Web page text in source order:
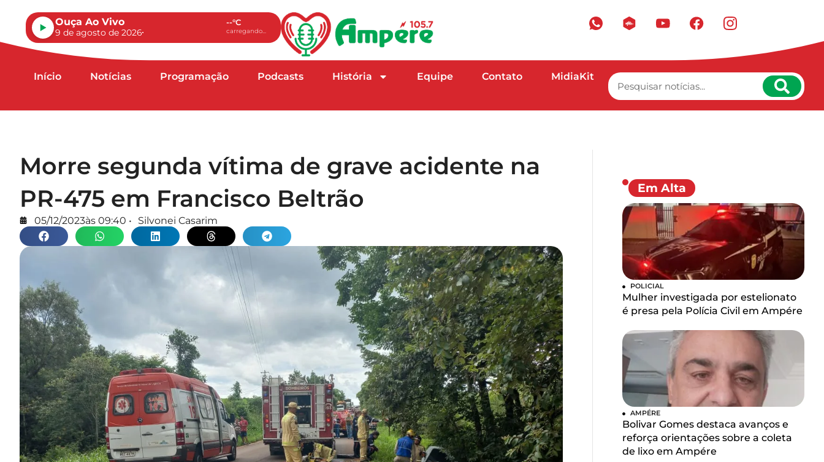
Ouça Ao Vivo
9 de agosto de 2026
--°C
carregando...
Início Notícias Programação Podcasts História Equipe Contato MidiaKit
Morre segunda vítima de grave acidente na
PR-475 em Francisco Beltrão
05/12/2023às 09:40 • Silvonei Casarim
Em Alta
POLICIAL
Mulher investigada por estelionato
é presa pela Polícia Civil em Ampére
AMPÉRE
Bolivar Gomes destaca avanços e
reforça orientações sobre a coleta
de lixo em Ampére